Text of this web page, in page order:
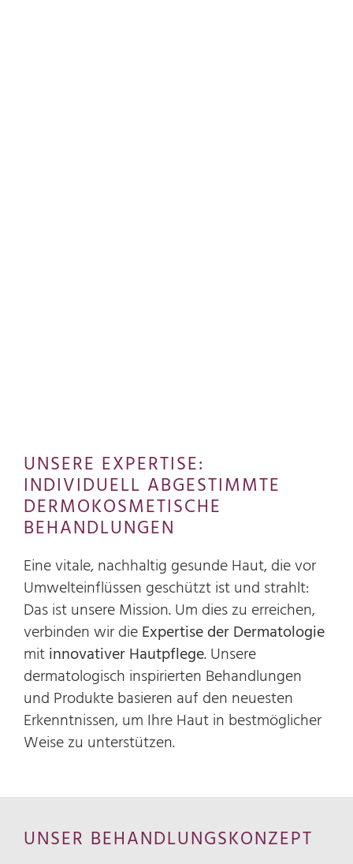
UNSERE EXPERTISE:
INDIVIDUELL ABGESTIMMTE
DERMOKOSMETISCHE
BEHANDLUNGEN
Eine vitale, nachhaltig gesunde Haut, die vor
Umwelteinflüssen geschützt ist und strahlt:
Das ist unsere Mission. Um dies zu erreichen,
verbinden wir die Expertise der Dermatologie
mit innovativer Hautpflege. Unsere
dermatologisch inspirierten Behandlungen
und Produkte basieren auf den neuesten
Erkenntnissen, um Ihre Haut in bestmöglicher
Weise zu unterstützen.
UNSER BEHANDLUNGSKONZEPT